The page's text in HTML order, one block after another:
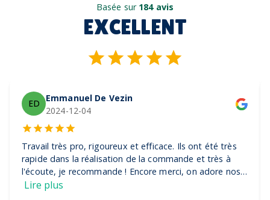
Basée sur 184 avis
EXCELLENT
ED
Emmanuel De Vezin
2024-12-04
Travail très pro, rigoureux et efficace. Ils ont été très
rapide dans la réalisation de la commande et très à
l'écoute, je recommande ! Encore merci, on adore nos
casquettes
Lire plus